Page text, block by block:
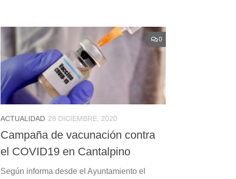
0
ACTUALIDAD 28 DICIEMBRE, 2020
Campaña de vacunación contra
el COVID19 en Cantalpino
Según informa desde el Ayuntamiento el